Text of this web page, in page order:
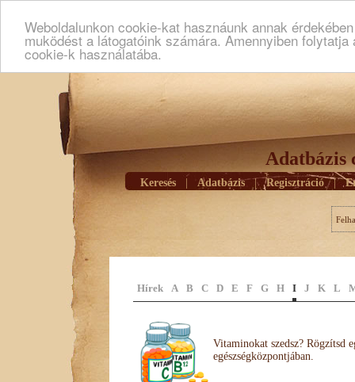
Weboldalunkon cookie-kat hasznáunk annak
muködést a látogatóink számára. Amennyiben
cookie-k használatába.
Adatbázis
Keresés Adatbázis | Regisztráció |
Hírek A B C D E F G H I J K L
Vitaminokat szedsz? Rögzítsd
egészségközpontjában.